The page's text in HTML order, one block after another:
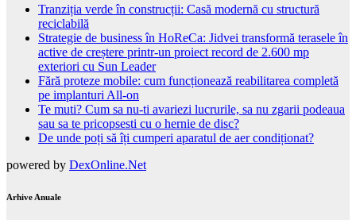
Tranziția verde în construcții: Casă modernă cu structură
reciclabilă
Strategie de business în HoReCa: Jidvei transformă terasele în
active de creștere printr-un proiect record de 2.600 mp
exteriori cu Sun Leader
Fără proteze mobile: cum funcționează reabilitarea completă
pe implanturi All-on
Te muti? Cum sa nu-ti avariezi lucrurile, sa nu zgarii podeaua
sau sa te pricopsesti cu o hernie de disc?
De unde poți să îți cumperi aparatul de aer condiționat?
powered by DexOnline.Net
Arhive Anuale